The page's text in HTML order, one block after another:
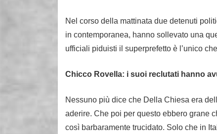
Nel corso della mattinata due detenuti
in contemporanea, hanno sollevato una
ufficiali piduisti il superprefetto è l’unico
Chicco Rovella: i suoi reclutati hanno
Nessuno più dice che Della Chiesa era
aderire. Che poi per questo ebbero grane
così barbaramente trucidato. Solo che in